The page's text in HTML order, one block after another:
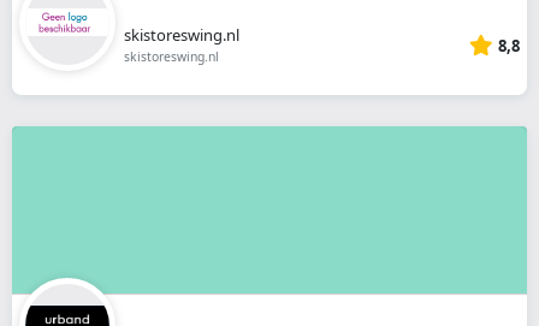
skistoreswing.nl
skistoreswing.nl 8,8